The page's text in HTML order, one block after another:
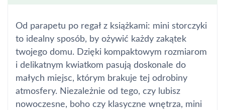
Od parapetu po regał z książkami: mini storczyki
to idealny sposób, by ożywić każdy zakątek
twojego domu. Dzięki kompaktowym rozmiarom
i delikatnym kwiatkom pasują doskonale do
małych miejsc, którym brakuje tej odrobiny
atmosfery. Niezależnie od tego, czy lubisz
nowoczesne, boho czy klasyczne wnętrza, mini